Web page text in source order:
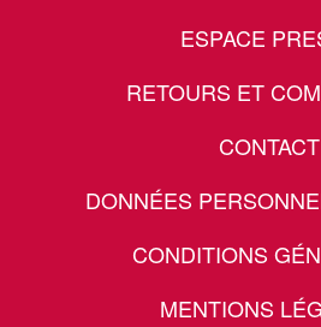
ESPACE
RETOURS ET
CONTACT
DONNÉES
CONDITIONS
MENTIONS